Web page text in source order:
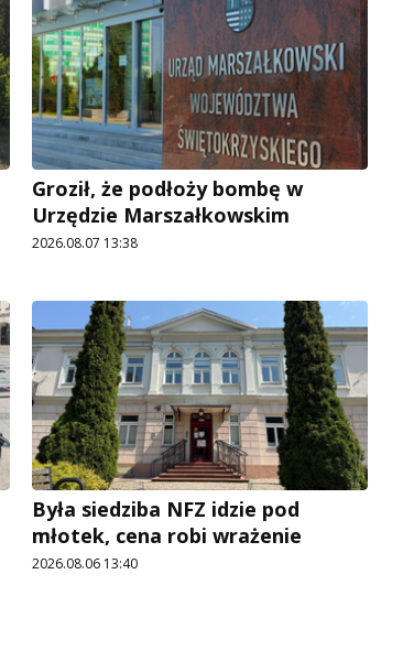
Groził, że podłoży bombę w
Urzędzie Marszałkowskim
2026.08.07 13:38
Była siedziba NFZ idzie pod
młotek, cena robi wrażenie
2026.08.06 13:40